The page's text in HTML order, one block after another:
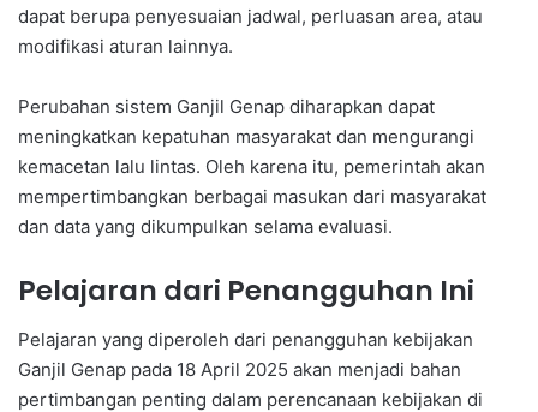
dapat berupa penyesuaian jadwal, perluasan area, atau
modifikasi aturan lainnya.
Perubahan sistem Ganjil Genap diharapkan dapat
meningkatkan kepatuhan masyarakat dan mengurangi
kemacetan lalu lintas. Oleh karena itu, pemerintah akan
mempertimbangkan berbagai masukan dari masyarakat
dan data yang dikumpulkan selama evaluasi.
Pelajaran dari Penangguhan Ini
Pelajaran yang diperoleh dari penangguhan kebijakan
Ganjil Genap pada 18 April 2025 akan menjadi bahan
pertimbangan penting dalam perencanaan kebijakan di